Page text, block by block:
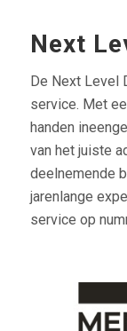
Next
De Next Level
service. Met
handen
van het juiste
deelnemende
jarenlange
service op